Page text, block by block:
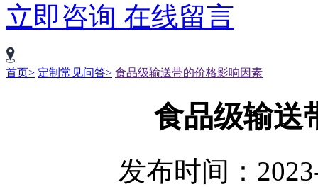
立即咨询 在线留言
首页> 定制常见问答> 食品级输送带的价格影响因素
食品级输送
发布时间：